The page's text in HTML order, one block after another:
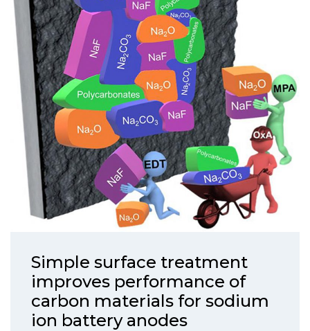
Simple surface treatment
improves performance of
carbon materials for sodium
ion battery anodes